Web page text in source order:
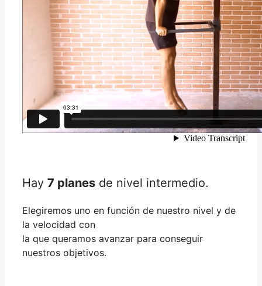
Hay 7 planes de nivel intermedio.
Elegiremos uno en función de nuestro nivel y de
la velocidad con
la que queramos avanzar para conseguir
nuestros objetivos.